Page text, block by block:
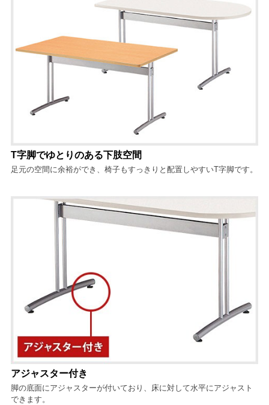
T字脚でゆとりのある下肢空間
足元の空間に余裕ができ、椅子もすっきりと配置しやすいT字脚です。
アジャスター付き
脚の底面にアジャスターが付いており、床に対して水平にアジャスト
できます。